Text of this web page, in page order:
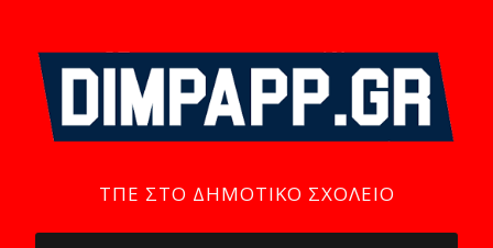
ΤΠΕ ΣΤΟ ΔΗΜΟΤΙΚΌ ΣΧΟΛΕΊΟ